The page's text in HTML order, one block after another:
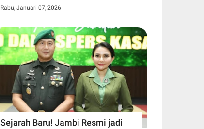
Rabu, Januari 07, 2026
Sejarah Baru! Jambi Resmi jadi